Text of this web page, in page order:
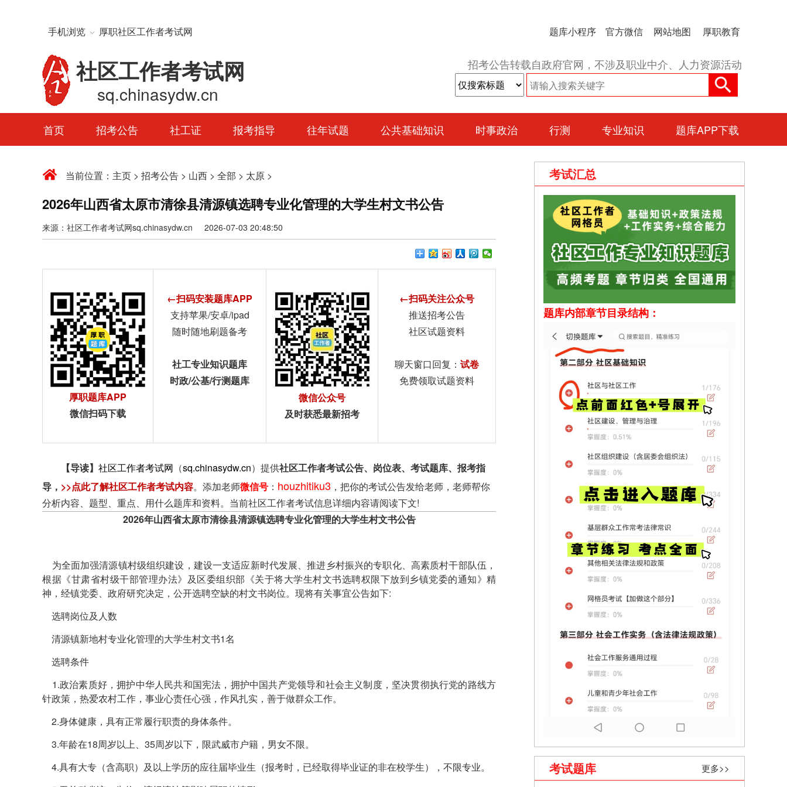
手机浏览 厚职社区工作者考试网 题库小程序 官方微信 网站地图 厚职教育
社区工作者考试网
sq.chinasydw.cn
招考公告转载自政府官网，不涉及职业中介、人力资源活动
首页 招考公告 社工证 报考指导 往年试题 公共基础知识 时事政治 行测 专业知识 题库APP下载
当前位置： 主页 > 招考公告 > 山西 > 全部 > 太原 >
2026年山西省太原市清徐县清源镇选聘专业化管理的大学生村文书公告
来源：社区工作者考试网sq.chinasydw.cn 2026-07-03 20:48:50
厚职题库APP
微信扫码下载
←扫码安装题库APP
支持苹果/安卓/ipad
随时随地刷题备考
社工专业知识题库
时政/公基/行测题库
微信公众号
及时获悉最新招考
←扫码关注公众号
推送招考公告
社区试题资料
聊天窗口回复： 试卷
免费领取试题资料
【导读】 社区工作者考试网 （sq.chinasydw.cn）提供社区工作者考试公告、岗位表、考试题库、报考指
导 ， >>点此了解社区工作者考试内容。添加老师微信号 ： houzhitiku3 ，把你的考试公告发给老师，老师帮你
分析内容、题型、重点、用什么题库和资料。当前社区工作者考试信息详细内容请阅读下文!
2026年山西省太原市清徐县清源镇选聘专业化管理的大学生村文书公告
为全面加强清源镇村级组织建设，建设一支适应新时代发展、推进乡村振兴的专职化、高素质村干部队伍，
根据《甘肃省村级干部管理办法》及区委组织部《关于将大学生村文书选聘权限下放到乡镇党委的通知》精
神，经镇党委、政府研究决定，公开选聘空缺的村文书岗位。现将有关事宜公告如下:
选聘岗位及人数
清源镇新地村专业化管理的大学生村文书1名
选聘条件
1.政治素质好，拥护中华人民共和国宪法，拥护中国共产党领导和社会主义制度，坚决贯彻执行党的路线方
针政策，热爱农村工作，事业心责任心强，作风扎实，善于做群众工作。
2.身体健康，具有正常履行职责的身体条件。
3.年龄在18周岁以上、35周岁以下，限武威市户籍，男女不限。
4.具有大专（含高职）及以上学历的应往届毕业生（报考时，已经取得毕业证的非在校学生），不限专业。
考试汇总
题库内部章节目录结构：
考试题库 更多>>